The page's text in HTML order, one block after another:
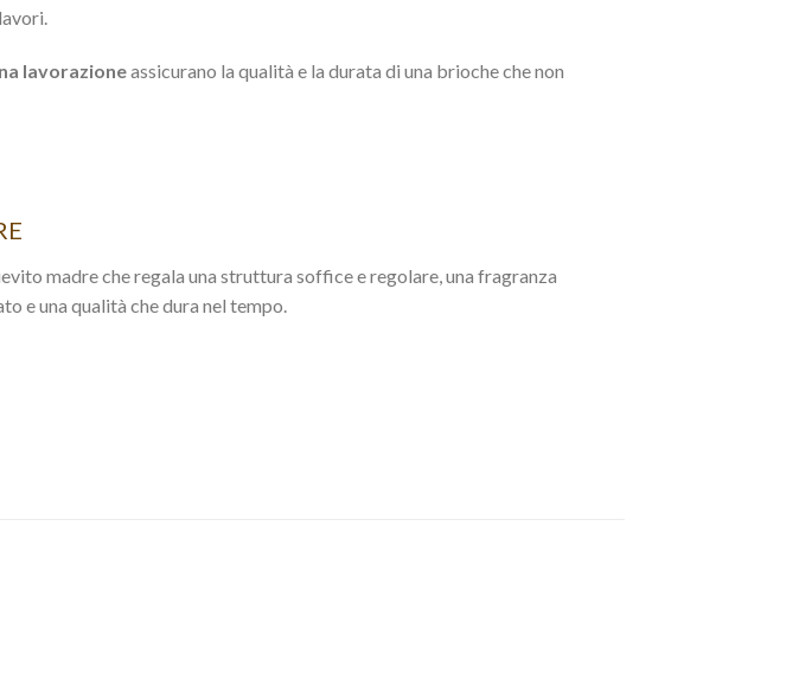
lavorazioneassicurano la qualità e la durata di una brioche che non
madre che regala una struttura soffice e regolare, una fragranza
e una qualità che dura nel tempo.